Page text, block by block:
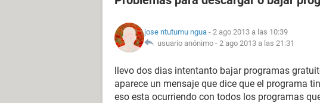
jose ntutumu ngua - 2 ago 2013 a las 10:39
usuario anónimo - 2 ago 2013 a las 21:31
llevo dos dias intentanto bajar programas
aparece un mensaje que dice que el programa
eso esta ocurriendo con todos los programas